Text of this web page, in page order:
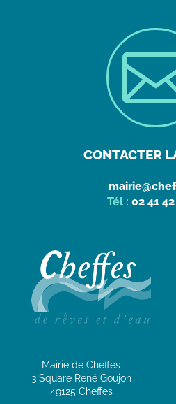
CONTACTER
Tél : 02 41
Mairie de Cheffes
3 Square René Goujon
49125 Cheffes